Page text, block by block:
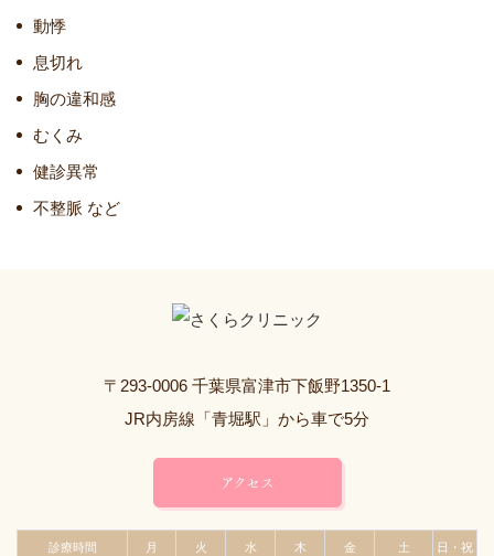
動悸
息切れ
胸の違和感
むくみ
健診異常
不整脈 など
〒293-0006 千葉県富津市下飯野1350-1
JR内房線「青堀駅」から車で5分
アクセス
診療時間 月 火 水 木 金 土 日・祝